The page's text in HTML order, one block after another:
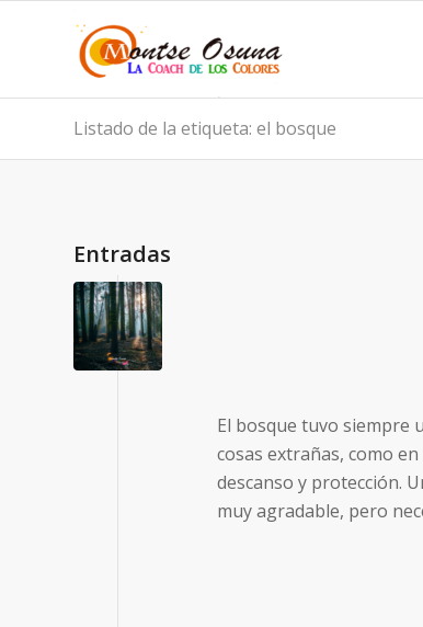
Listado de la etiqueta: el bosque
Entradas
El bosque tuvo siempre
cosas extrañas, como
descanso y protección.
muy agradable, pero